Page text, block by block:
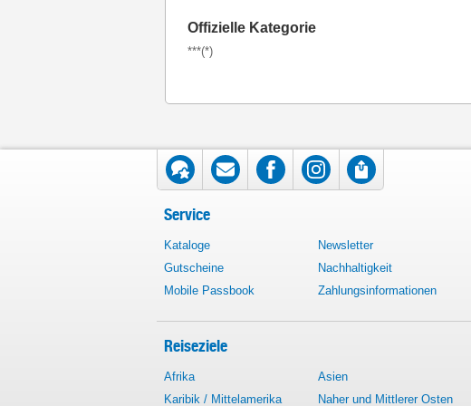
Offizielle Kategorie
***(*)
Service
Kataloge Newsletter
Gutscheine
Nachhaltigkeit
Mobile Passbook
Zahlungsinformationen
Reiseziele
Afrika Asien
Karibik / Mittelamerika
Naher und Mittlerer Osten